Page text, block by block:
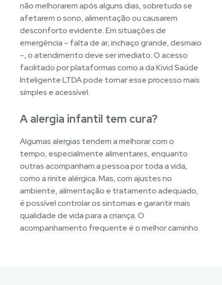
não melhorarem após alguns dias, sobretudo se
afetarem o sono, alimentação ou causarem
desconforto evidente. Em situações de
emergência – falta de ar, inchaço grande, desmaio
–, o atendimento deve ser imediato. O acesso
facilitado por plataformas como a da Kivid Saúde
Inteligente LTDA pode tornar esse processo mais
simples e acessível.
A alergia infantil tem cura?
Algumas alergias tendem a melhorar com o
tempo, especialmente alimentares, enquanto
outras acompanham a pessoa por toda a vida,
como a rinite alérgica. Mas, com ajustes no
ambiente, alimentação e tratamento adequado,
é possível controlar os sintomas e garantir mais
qualidade de vida para a criança. O
acompanhamento frequente é o melhor caminho.